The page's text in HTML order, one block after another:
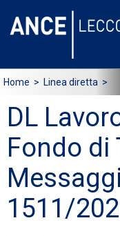
Home > Linea diretta >
DL
Fondo di
1511/